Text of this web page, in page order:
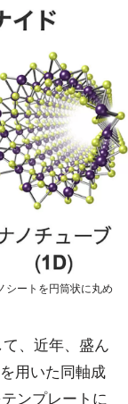
シートを円筒状に丸め
、近年、盛ん
用いた同軸成
ンプレートに